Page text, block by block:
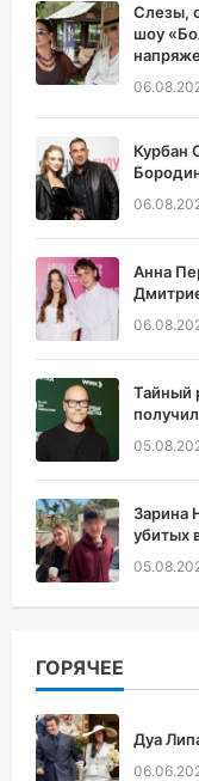
Слезы,
шоу
Курбан
Анна
Тайный
Зарина
убитых
ГОРЯЧЕЕ
Дуа